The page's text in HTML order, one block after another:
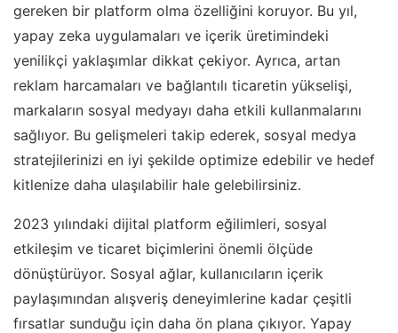
gereken bir platform olma özelliğini koruyor. Bu yıl,
yapay zeka uygulamaları ve içerik üretimindeki
yenilikçi yaklaşımlar dikkat çekiyor. Ayrıca, artan
reklam harcamaları ve bağlantılı ticaretin yükselişi,
markaların sosyal medyayı daha etkili kullanmalarını
sağlıyor. Bu gelişmeleri takip ederek, sosyal medya
stratejilerinizi en iyi şekilde optimize edebilir ve hedef
kitlenize daha ulaşılabilir hale gelebilirsiniz.
2023 yılındaki dijital platform eğilimleri, sosyal
etkileşim ve ticaret biçimlerini önemli ölçüde
dönüştürüyor. Sosyal ağlar, kullanıcıların içerik
paylaşımından alışveriş deneyimlerine kadar çeşitli
fırsatlar sunduğu için daha ön plana çıkıyor. Yapay